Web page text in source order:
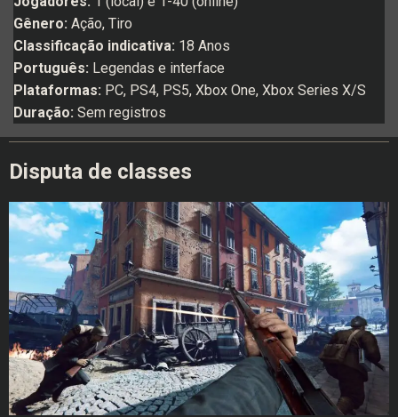
Gênero: Ação, Tiro
Classificação indicativa: 18 Anos
Português: Legendas e interface
Plataformas: PC, PS4, PS5, Xbox One, Xbox Series X/S
Duração: Sem registros
Disputa de classes